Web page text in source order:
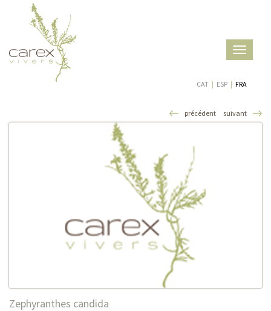
Toggle
CAT | ESP | FRA
précédent suivant
Zephyranthes candida